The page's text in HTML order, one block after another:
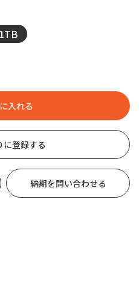
1TB
に登録する
納期を問い合わせる